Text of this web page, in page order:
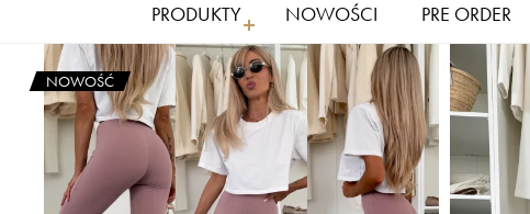
PRODUKTY NOWOŚCI PRE ORDER
NOWOŚĆ